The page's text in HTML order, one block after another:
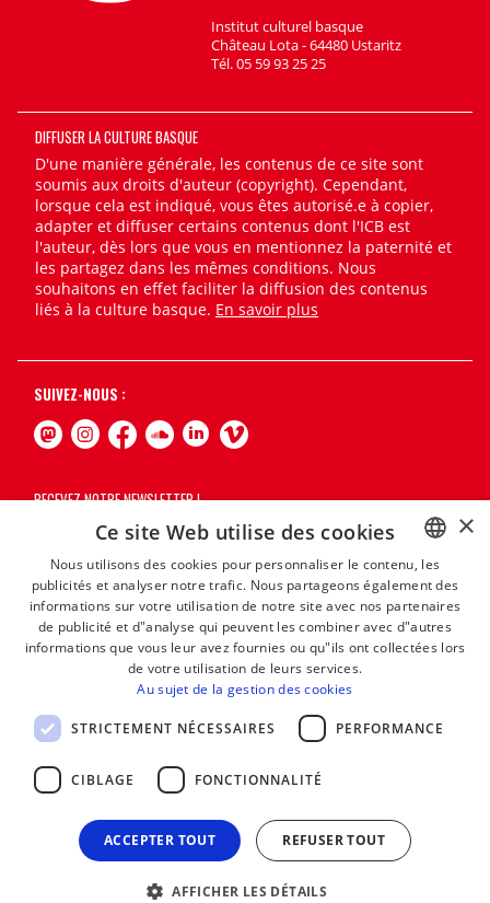
Institut culturel basque
Château Lota - 64480 Ustaritz
Tél. 05 59 93 25 25
DIFFUSER LA CULTURE BASQUE
D'une manière générale, les contenus de ce site sont
soumis aux droits d'auteur (copyright). Cependant,
lorsque cela est indiqué, vous êtes autorisé.e à copier,
adapter et diffuser certains contenus dont l'ICB est
l'auteur, dès lors que vous en mentionnez la paternité et
les partagez dans les mêmes conditions. Nous
souhaitons en effet faciliter la diffusion des contenus
liés à la culture basque. En savoir plus
SUIVEZ-NOUS :
RECEVEZ NOTRE NEWSLETTER !
BASQUE
FRENCH
×
Ce site Web utilise des cookies
Nous utilisons des cookies pour personnaliser le contenu, les
publicités et analyser notre trafic. Nous partageons également des
informations sur votre utilisation de notre site avec nos partenaires
de publicité et d"analyse qui peuvent les combiner avec d"autres
informations que vous leur avez fournies ou qu"ils ont collectées lors
de votre utilisation de leurs services.
Au sujet de la gestion des cookies
STRICTEMENT NÉCESSAIRES PERFORMANCE
CIBLAGE FONCTIONNALITÉ
ACCEPTER TOUT REFUSER TOUT
AFFICHER LES DÉTAILS